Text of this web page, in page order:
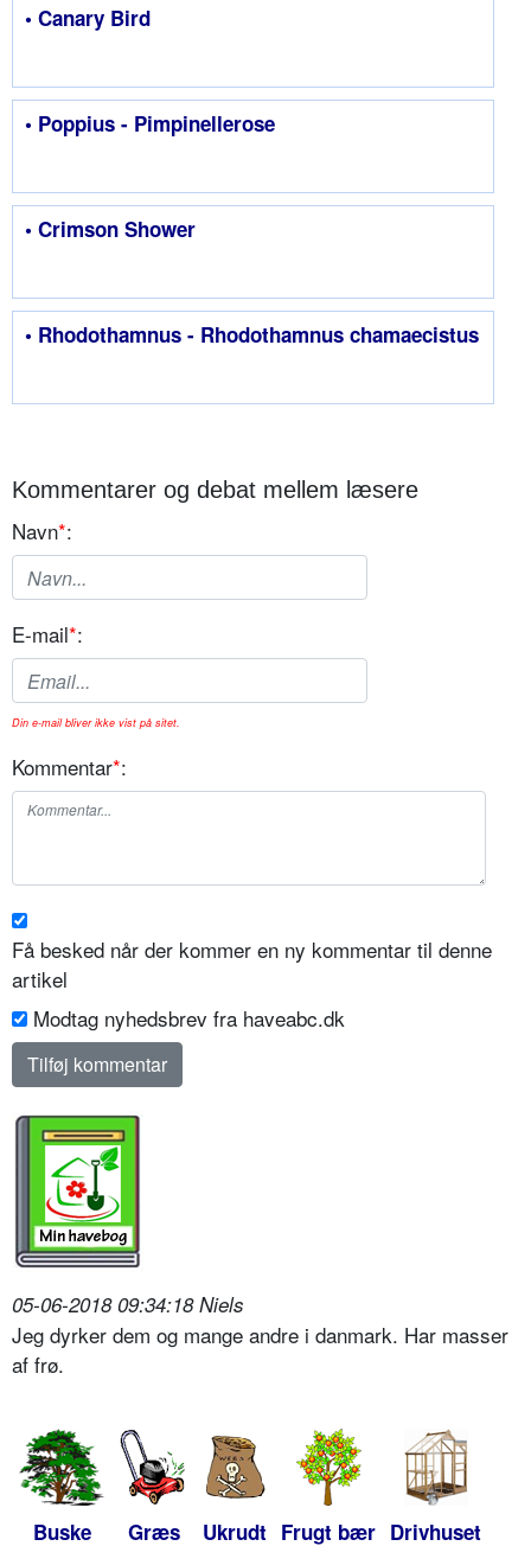
• Canary Bird
• Poppius - Pimpinellerose
• Crimson Shower
• Rhodothamnus - Rhodothamnus chamaecistus
Kommentarer og debat mellem læsere
Navn*:
E-mail*:
Din e-mail bliver ikke vist på sitet.
Kommentar*:
Få besked når der kommer en ny kommentar til denne
artikel
Modtag nyhedsbrev fra haveabc.dk
05-06-2018 09:34:18 Niels
Jeg dyrker dem og mange andre i danmark. Har masser
af frø.
Buske Græs Ukrudt Frugt bær Drivhuset